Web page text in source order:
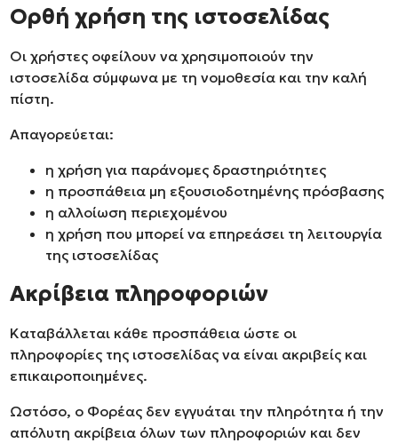
Ορθή χρήση της ιστοσελίδας
Οι χρήστες οφείλουν να χρησιμοποιούν την
ιστοσελίδα σύμφωνα με τη νομοθεσία και την καλή
πίστη.
Απαγορεύεται:
η χρήση για παράνομες δραστηριότητες
η προσπάθεια μη εξουσιοδοτημένης πρόσβασης
η αλλοίωση περιεχομένου
η χρήση που μπορεί να επηρεάσει τη λειτουργία
της ιστοσελίδας
Ακρίβεια πληροφοριών
Καταβάλλεται κάθε προσπάθεια ώστε οι
πληροφορίες της ιστοσελίδας να είναι ακριβείς και
επικαιροποιημένες.
Ωστόσο, ο Φορέας δεν εγγυάται την πληρότητα ή την
απόλυτη ακρίβεια όλων των πληροφοριών και δεν